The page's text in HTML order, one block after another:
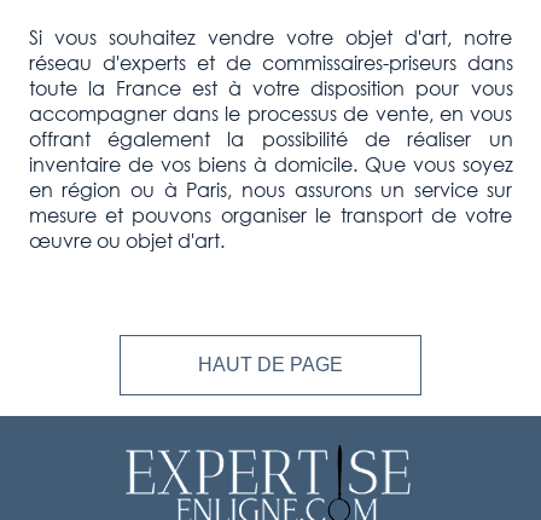
Si vous souhaitez vendre votre objet d'art, notre
réseau d'experts et de commissaires-priseurs dans
toute la France est à votre disposition pour vous
accompagner dans le processus de vente, en vous
offrant également la possibilité de réaliser un
inventaire de vos biens à domicile. Que vous soyez
en région ou à Paris, nous assurons un service sur
mesure et pouvons organiser le transport de votre
œuvre ou objet d'art.
HAUT DE PAGE